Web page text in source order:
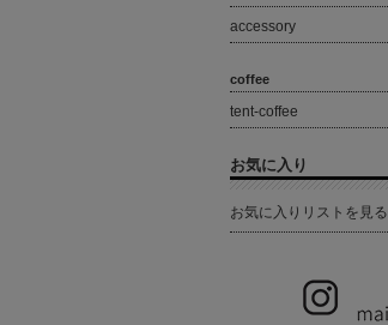
accessory
coffee
tent-coffee
お気に入り
お気に入りリストを見る